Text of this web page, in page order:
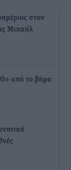
στον
Μιχαήλ
από το βήμα